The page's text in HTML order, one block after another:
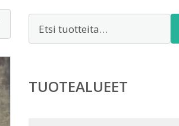
TUOTEALUEET